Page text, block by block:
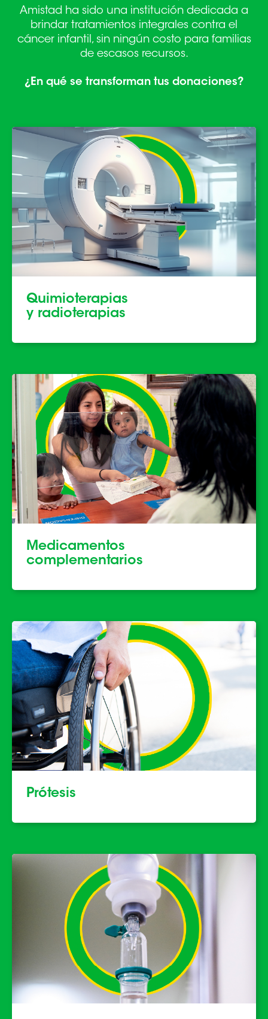
Amistad ha sido una institución dedicada a
brindar tratamientos integrales contra el
cáncer infantil, sin ningún costo para familias
de escasos recursos.
¿En qué se transforman tus donaciones?
Quimioterapias
y radioterapias
Medicamentos
complementarios
Prótesis